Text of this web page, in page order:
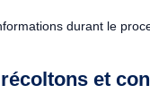
durant le
et